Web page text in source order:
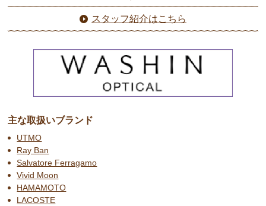
スタッフ紹介はこちら
主な取扱いブランド
UTMO
Ray Ban
Salvatore Ferragamo
Vivid Moon
HAMAMOTO
LACOSTE